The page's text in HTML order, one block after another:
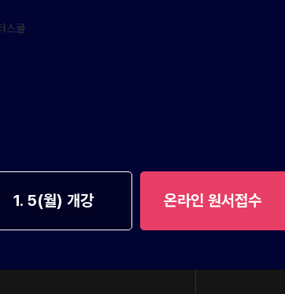
1. 5(월) 개강 온라인 원서접수